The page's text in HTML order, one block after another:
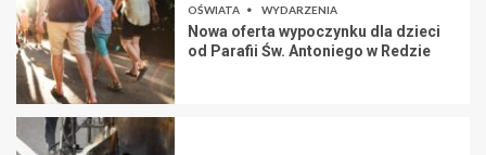
OŚWIATA WYDARZENIA
Nowa oferta wypoczynku dla dzieci
od Parafii Św. Antoniego w Redzie